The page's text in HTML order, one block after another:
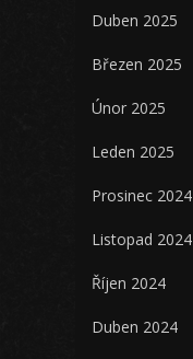
Duben 2025
Březen 2025
Únor 2025
Leden 2025
Prosinec 2024
Listopad 2024
Říjen 2024
Duben 2024